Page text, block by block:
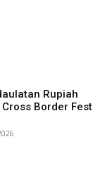
Rupiah
Border Fest